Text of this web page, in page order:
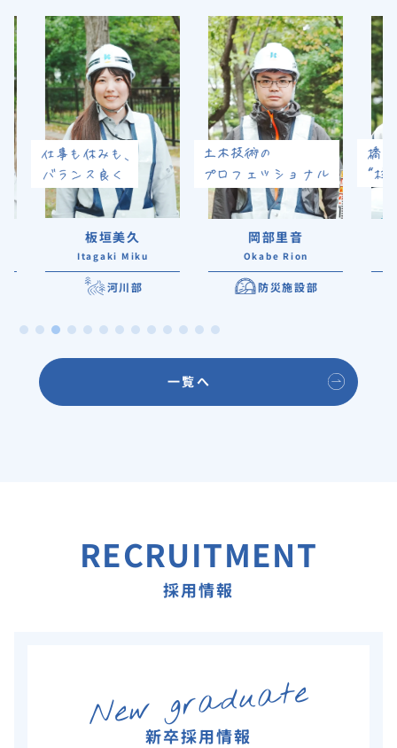
一覧へ
板垣美久
Itagaki Miku
河川部
岡部里音
Okabe Rion
防災施設部
RECRUITMENT
採用情報
New graduate
新卒採用情報